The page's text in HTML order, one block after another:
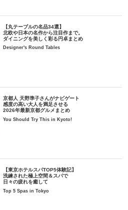
【丸テーブルの名品34選】
北欧や日本の名作から注目作まで。
ダイニングを美しく彩る円卓まとめ
Designer's Round Tables
京都人 天野準子さんがナビゲート
感度の高い大人を満足させる
2026年最新京都グルメまとめ
You Should Try This in Kyoto!
【東京ホテルスパTOP5体験記】
洗練された極上空間＆スパで
日々の疲れを癒して
Top 5 Spas in Tokyo